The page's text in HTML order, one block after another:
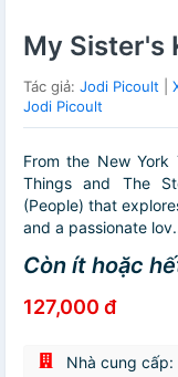
My Sister's
Tác giả: Jodi Picoult
Jodi Picoult
From the New York
Things and The
(People) that
and a passionate
Còn ít hoặc
127,000 đ
Nhà cung cấp: